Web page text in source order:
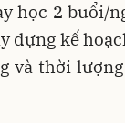
học 2 buổi/
dựng kế
và thời